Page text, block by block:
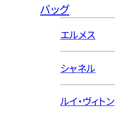
バッグ
エルメス
シャネル
ルイ・ヴィトン